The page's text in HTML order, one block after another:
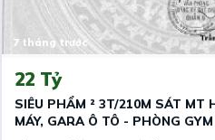
7 tháng trước
22 Tỷ
SIÊU PHẨM ² 3T/210M SÁT MT
MÁY, GARA Ô TÔ - PHÒNG GYM